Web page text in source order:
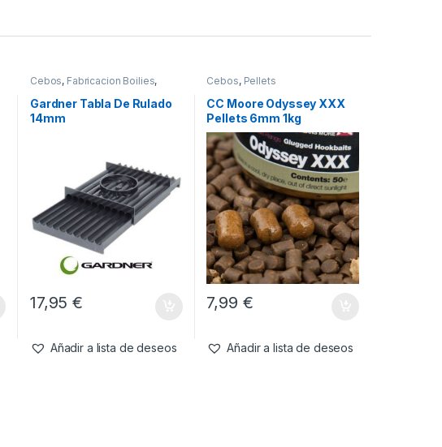
Cebos, Fabricacion Boilies,
Gardner Tabla De Rulado
14mm
17,95€
Añadir a lista de deseos
Cebos, Pellets
CC Moore Odyssey XXX
Pellets 6mm 1kg
7,99 €
Añadir a lista de deseos